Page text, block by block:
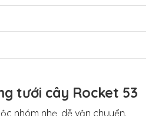
tưới cây Rocket 53
nhóm nhẹ, dễ vận chuyển.